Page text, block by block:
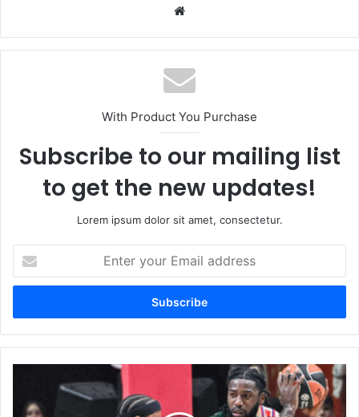
With Product You Purchase
Subscribe to our mailing list
to get the new updates!
Lorem ipsum dolor sit amet, consectetur.
your
Email